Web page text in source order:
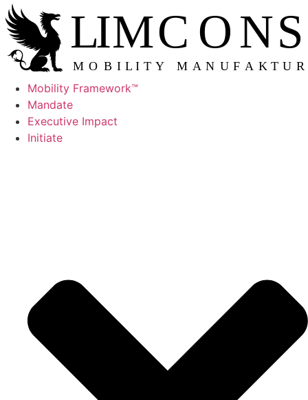
Skip
to
content
L IMCONS
M OBILITY MANUFAKTUR
Mobility Framework™
Mandate
Executive Impact
Initiate